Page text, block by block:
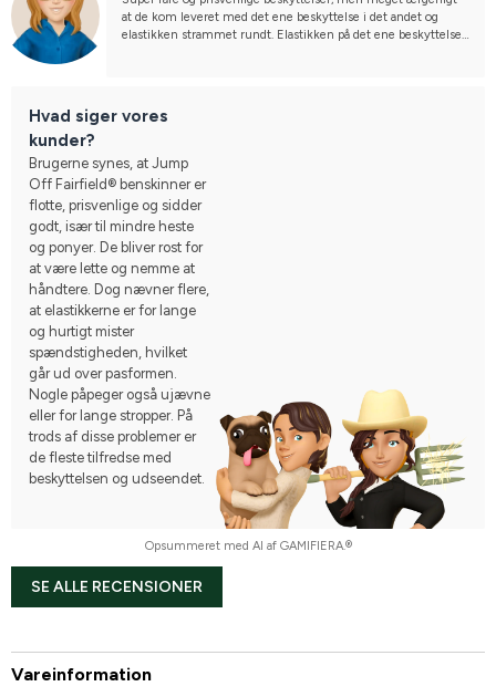
at de kom leveret med det ene beskyttelse i det andet og
elastikken strammet rundt. Elastikken på det ene beskyttelse
Hvad siger vores
kunder?
Brugerne synes, at Jump
Off Fairfield® benskinner er
flotte, prisvenlige og sidder
godt, især til mindre heste
og ponyer. De bliver rost for
at være lette og nemme at
håndtere. Dog nævner flere,
at elastikkerne er for lange
og hurtigt mister
spændstigheden, hvilket
går ud over pasformen.
Nogle påpeger også ujævne
eller for lange stropper. På
trods af disse problemer er
de fleste tilfredse med
beskyttelsen og udseendet.
Opsummeret med AI af GAMIFIERA.®
SE ALLE RECENSIONER
Vareinformation